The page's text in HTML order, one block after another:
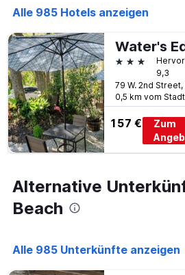
die
Anzahl
der
Tage
vor
dem
Aufenthalt
anzeigt
Das
Diagramm
hat
1
die
den
durchschnittlichen
Alle 985 Hotels anzeigen
3 Sterne
9,3
0,5 km vom
157 €
Zum
Alternative
Beach
Alle 985 Unterkünfte anzeigen